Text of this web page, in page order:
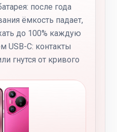
после года
ёмкость падает,
до 100% каждую
USB-C: контакты
гнутся от кривого